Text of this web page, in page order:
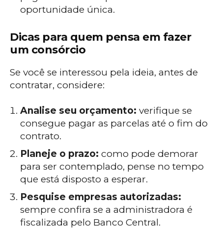
oportunidade única.
Dicas para quem pensa em fazer
um consórcio
Se você se interessou pela ideia, antes de
contratar, considere:
Analise seu orçamento: verifique se
consegue pagar as parcelas até o fim do
contrato.
Planeje o prazo: como pode demorar
para ser contemplado, pense no tempo
que está disposto a esperar.
Pesquise empresas autorizadas:
sempre confira se a administradora é
fiscalizada pelo Banco Central.